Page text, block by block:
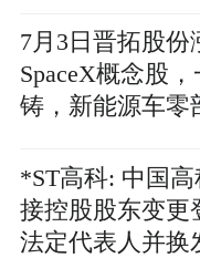
员被处罚款70万
7月3日晋拓股份
SpaceX概念股
铸，新能源车零
*ST高科: 中国
接控股股东变更
法定代表人并换